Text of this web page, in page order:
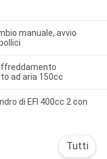
manuale, avvio
ad aria 150cc
di EFI 400cc 2 con
Tutti